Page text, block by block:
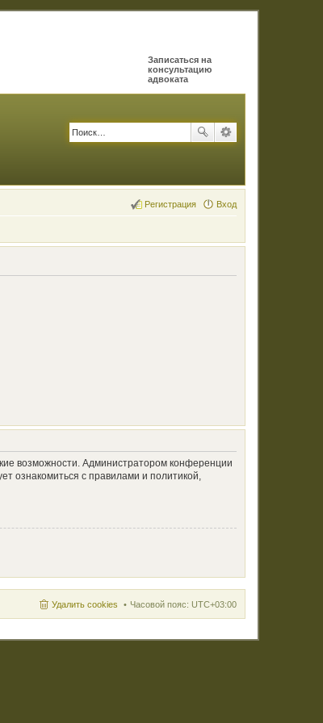
Записаться на
консультацию
адвоката
Вход
Регистрация
возможности. Администратором конференции
ознакомиться с правилами и политикой,
Часовой пояс: UTC+03:00
Удалить cookies